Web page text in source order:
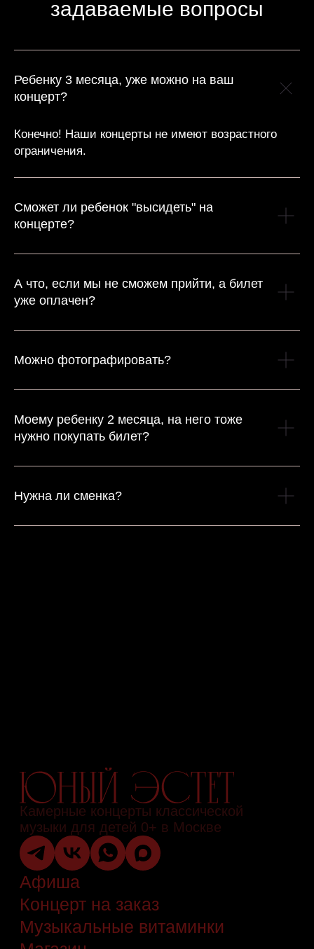
задаваемые вопросы
Ребенку 3 месяца, уже можно на ваш
концерт?
Конечно! Наши концерты не имеют возрастного
ограничения.
Сможет ли ребенок "высидеть" на
концерте?
А что, если мы не сможем прийти, а билет
уже оплачен?
Можно фотографировать?
Моему ребенку 2 месяца, на него тоже
нужно покупать билет?
Нужна ли сменка?